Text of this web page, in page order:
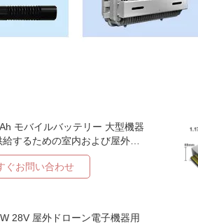
モバイルバッテリー 大型機器
するための室内および屋外使
ぐお問い合わせ
28V 屋外ドローン電子機器用